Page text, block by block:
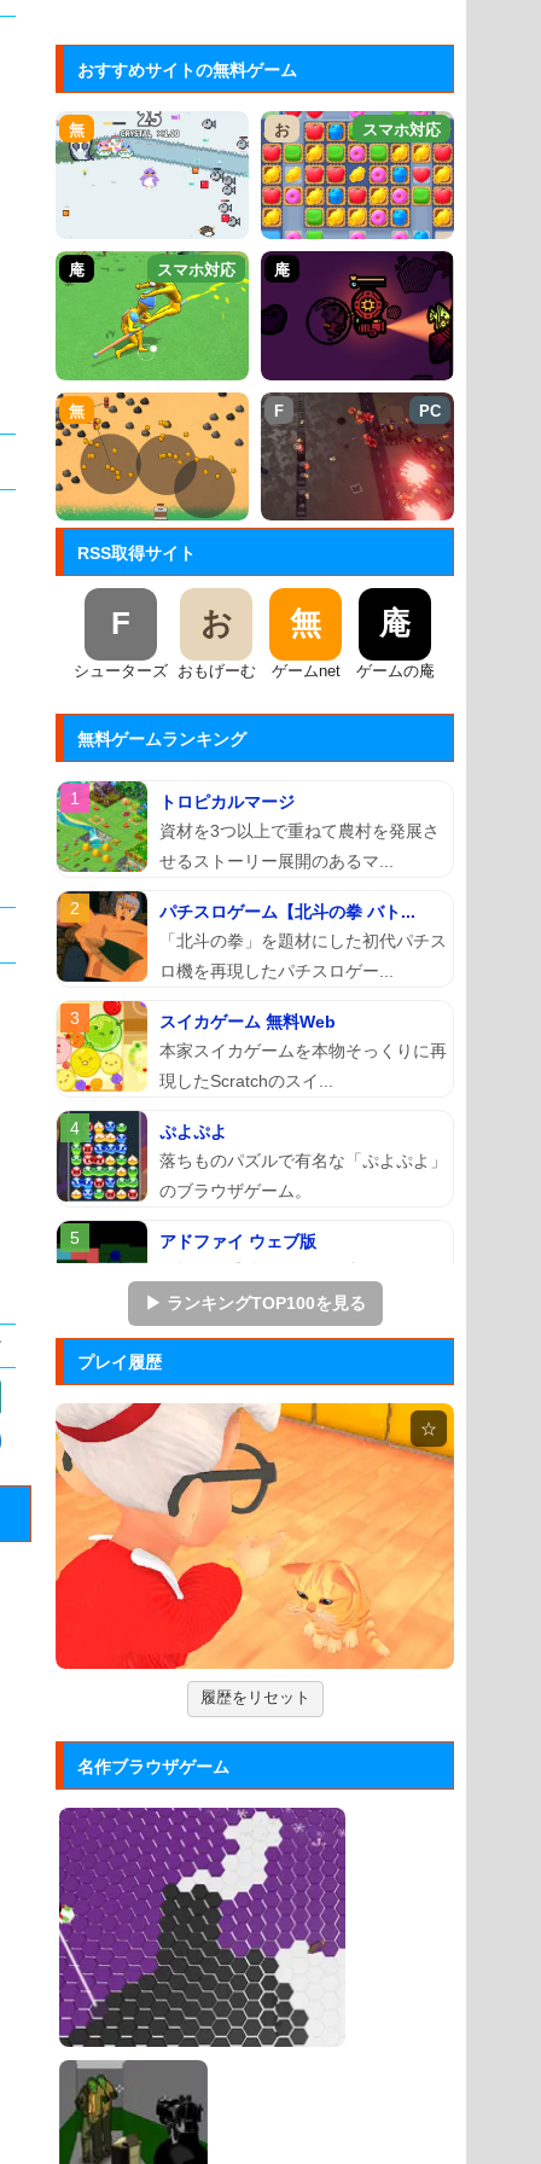
おすすめサイトの無料ゲーム
無 お スマホ対応
庵 スマホ対応 庵
無 F PC
RSS取得サイト
F
シューターズ
お
おもげーむ
無
ゲームnet
庵
ゲームの庵
無料ゲームランキング
トロピカルマージ
資材を3つ以上で重ねて農村を発展さ
せるストーリー展開のあるマ...
パチスロゲーム【北斗の拳 バト...
「北斗の拳」を題材にした初代パチス
ロ機を再現したパチスロゲー...
スイカゲーム 無料Web
本家スイカゲームを本物そっくりに再
現したScratchのスイ...
ぷよぷよ
落ちものパズルで有名な「ぷよぷよ」
のブラウザゲーム。
アドファイ ウェブ版
ックして進ませる音楽ゲーム...
マージェストキングダム
王国を再建すべく領土を拡大していく
建国シミュレーションゲーム...
ジュエルカラーリング
宝石を入れ替えて床と同じ色に揃える
カラーパズルゲーム。
Arkanoid
タイトーが開発したアーケードゲーム
「アルカノイド」の無料ゲー...
ズーキーパー2
動物たちを3匹以上にして捕まえてい
くパズルゲーム。
Mole Kingdom De...
モグラ王国のヒーローたちがチームで
敵の侵攻を食い止める防衛ゲ...
▶ ランキングTOP100を見る
プレイ履歴
☆
履歴をリセット
名作ブラウザゲーム